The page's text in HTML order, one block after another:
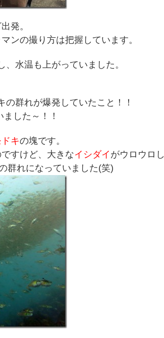
発。
ンの撮り方は把握しています。
水温も上がっていました。
群れが爆発していたこと！！
した～！！
キの塊です。
すけど、大きなイシダイ がウロウロし
群れになっていました(笑)